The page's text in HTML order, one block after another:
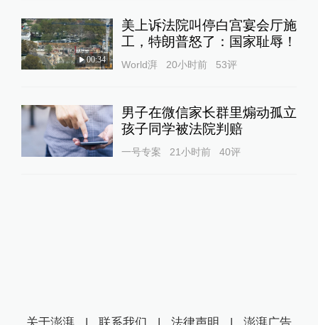
00:34
美上诉法院叫停白宫宴会厅施
工，特朗普怒了：国家耻辱！
World湃 20小时前 53评
男子在微信家长群里煽动孤立
孩子同学被法院判赔
一号专案 21小时前 40评